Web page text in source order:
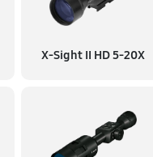
X-Sight II HD 5-20X